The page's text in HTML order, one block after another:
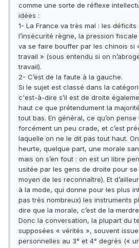
comme une sorte de réflexe
idées :
1- La France va très mal : les déficits
l’insécurité règne, la pression
va se faire bouffer par les chinois si
travail » (sous entendu si on
travail).
2- C’est de la faute à la gauche.
Si le sujet est classé dans la
c'est-à-dire s’il est de droite
haut ce que prétendument la
tout bas. En général, ce qu’on pense
forcément un peu crade, et c’est
laquelle on ne le dit pas tout haut.
heurte, quelque part, une morale
mais on s’en fout : on est un libre
usitée par les gens de droite pour se
moyen de les reconnaître). Et
à la mode, qui donne pour les plus
pas très nombreux) les instruments
dire que la morale, c’est de la
Donc la conversation, la plupart du
supposées « vérités », souvent
personnelles au 3° et 4° degrés («